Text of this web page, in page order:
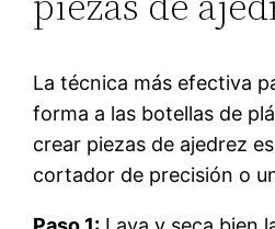
La técnica más efectiva
forma a las botellas de
crear piezas de ajedrez
cortador de precisión o